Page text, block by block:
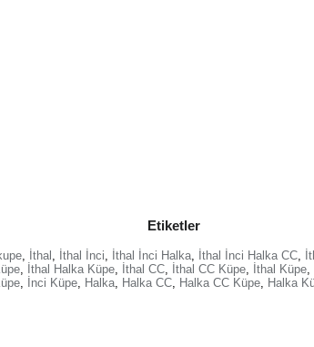
Etiketler
, İthal , İthal İnci, İthal İnci Halka, İthal İnci Halka CC,
, İthal Halka Küpe, İthal CC, İthal CC Küpe, İthal Küpe,
, İnci Küpe, Halka, Halka CC, Halka CC Küpe, Halka